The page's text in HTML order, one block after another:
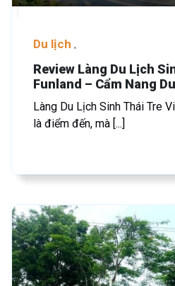
Du lịch
Review Làng Du Lịch
Funland – Cẩm Nang
Làng Du Lịch Sinh Thái Tre
là điểm đến, mà [...]